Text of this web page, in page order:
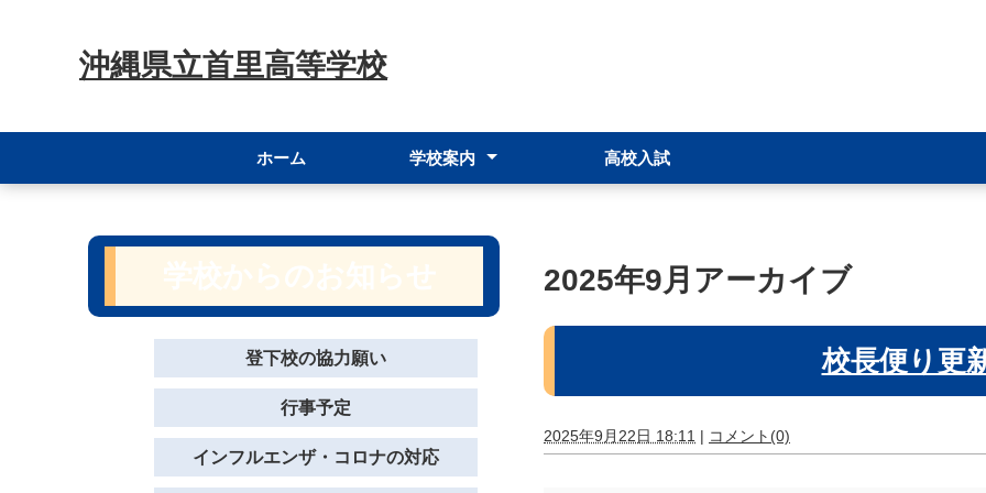
沖縄県立首里高等学校
ホーム 学校案内 高校入試
2025年9月アーカイブ
校長便り更
2025年9月22日 18:11 | コメント(0)
登下校の協力願い
行事予定
インフルエンザ・コロナの対応